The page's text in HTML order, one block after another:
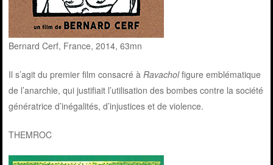
Bernard Cerf, France, 2014, 63mn
Il s’agit du premier film consacré à Ravacholfigure emblématique
de l’anarchie, qui justifiait l’utilisation des bombes contre la société
génératrice d’inégalités, d’injustices et de violence.
THEMROC